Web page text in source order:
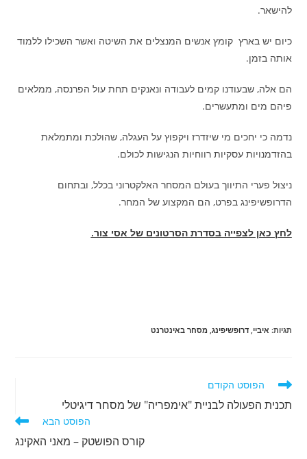
להישאר.
כיום יש בארץ קומץ אנשים המנצלים את השיטה ואשר השכילו ללמוד
אותה בזמן.
הם אלה, שבעודנו קמים לעבודה ונאנקים תחת עול הפרנסה, ממלאים
פיהם מים ומתעשרים.
נדמה כי יחכים מי שיזדרז ויקפוץ על העגלה, שהולכת ומתמלאת
בהזדמנויות עסקיות רווחיות הנגישות לכולם.
ניצול פערי התיווך בעולם המסחר האלקטרוני בכלל, ובתחום
הדרופשיפינג בפרט, הם המקצוע של המחר.
לחץ כאן לצפייה בסדרת הסרטונים של אסי צור.
תגיות: איביי דרופשיפינג מסחר באינטרנט
לקרוא
נוספים
הפוסט הקודם
תכנית הפעולה לבניית "אימפריה" של מסחר דיגיטלי
הפוסט הבא
קורס הפושטק – מאני האקינג